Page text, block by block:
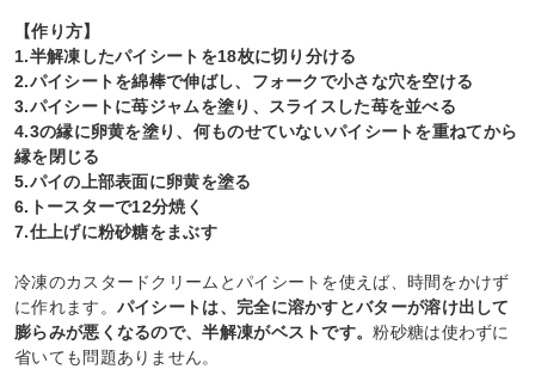
【作り方】
1.半解凍したパイシートを18枚に切り分ける
2.パイシートを綿棒で伸ばし、フォークで小さな穴を空ける
3.パイシートに苺ジャムを塗り、スライスした苺を並べる
4.3の縁に卵黄を塗り、何ものせていないパイシートを重ねてから
縁を閉じる
5.パイの上部表面に卵黄を塗る
6.トースターで12分焼く
7.仕上げに粉砂糖をまぶす
冷凍のカスタードクリームとパイシートを使えば、時間をかけず
に作れます。 パイシートは、完全に溶かすとバターが溶け出して
膨らみが悪くなるので、半解凍がベストです。粉砂糖は使わずに
省いても問題ありません。